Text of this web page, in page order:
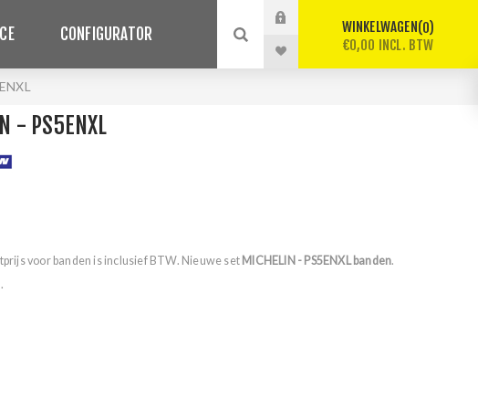
CONFIGURATOR WINKELWAGEN 0
€0,00 INCL. BTW
- PS5ENXL
voor banden is inclusief BTW. Nieuwe set MICHELIN - PS5ENXL banden.